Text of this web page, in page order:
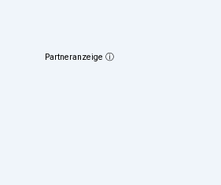
Partneranzeige ⓘ